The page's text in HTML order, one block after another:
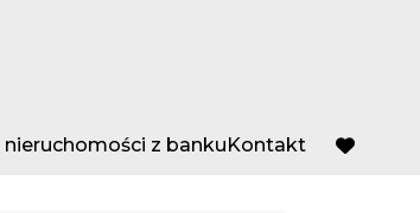
z bankuKontakt
favorite